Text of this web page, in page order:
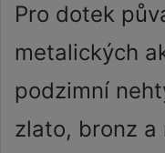
Pro dotek
metalických
podzimní
zlato, bronz